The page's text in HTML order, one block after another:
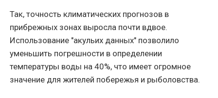
Так, точность климатических прогнозов в
прибрежных зонах выросла почти вдвое.
Использование "акульих данных" позволило
уменьшить погрешности в определении
температуры воды на 40%, что имеет огромное
значение для жителей побережья и рыболовства.